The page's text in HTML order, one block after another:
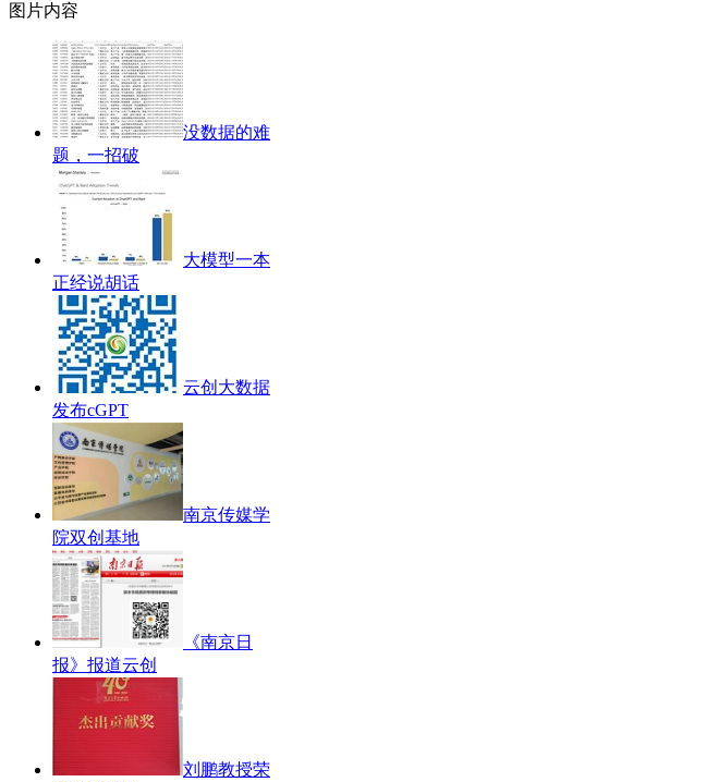
图片内容
没数据的难
题，一招破
大模型一本
正经说胡话
云创大数据
发布cGPT
南京传媒学
院双创基地
《南京日
报》报道云创
刘鹏教授荣